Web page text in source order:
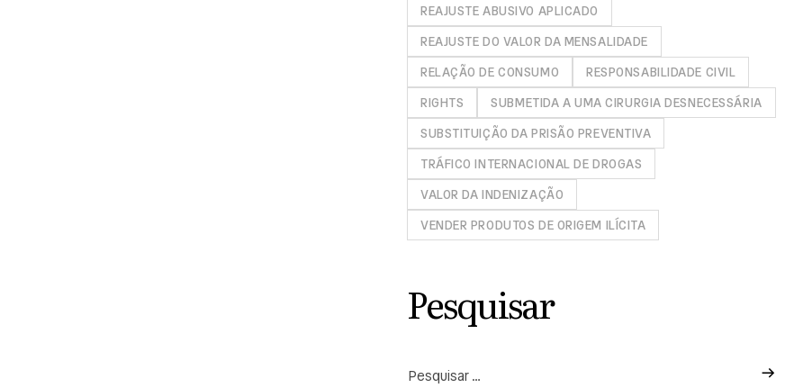
REAJUSTE ABUSIVO APLICADO
REAJUSTE DO VALOR DA MENSALIDADE
RELAÇÃO DE CONSUMO
RESPONSABILIDADE CIVIL
RIGHTS
SUBMETIDA A UMA CIRURGIA DESNECESSÁRIA
SUBSTITUIÇÃO DA PRISÃO PREVENTIVA
TRÁFICO INTERNACIONAL DE DROGAS
VALOR DA INDENIZAÇÃO
VENDER PRODUTOS DE ORIGEM ILÍCITA
Pesquisar